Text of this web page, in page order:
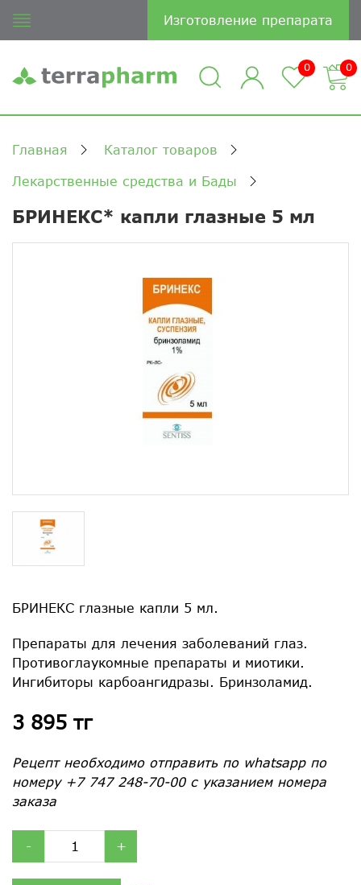
Изготовление препарата
0 0
Главная Каталог товаров
Лекарственные средства и Бады
БРИНЕКС* капли глазные 5 мл
БРИНЕКС глазные капли 5 мл.
Препараты для лечения заболеваний глаз.
Противоглаукомные препараты и миотики.
Ингибиторы карбоангидразы. Бринзоламид.
3 895 тг
Рецепт необходимо отправить по whatsapp по
номеру +7 747 248-70-00 с указанием номера
заказа
- +